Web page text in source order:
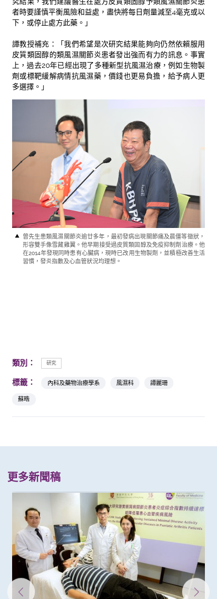
者時要謹慎平衡風險和益處，盡快將每日劑量減至4毫克或以
下，或停止處方此藥。」
譚教授補充：「我們希望是次研究結果能夠向仍然依賴服用
皮質類固醇的類風濕關節炎患者發出強而有力的訊息。事實
上，過去20年已經出現了多種新型抗風濕治療，例如生物製
劑或標靶緩解病情抗風濕藥，價錢也更易負擔，給予病人更
多選擇。」
曾先生患類風濕關節炎逾廿多年，最初發病出現關節痛及晨僵等徵狀，
形容雙手像雪藏雞翼。他早期接受過皮質類固醇及免疫抑制劑治療。他
在2014年發現同時患有心臟病，現時已改用生物製劑，並積極改善生活
習慣，發炎指數及心血管狀況均理想。
類別： 研究
標籤： 內科及藥物治療學系 風濕科
譚麗珊
蘇晧
更多新聞稿